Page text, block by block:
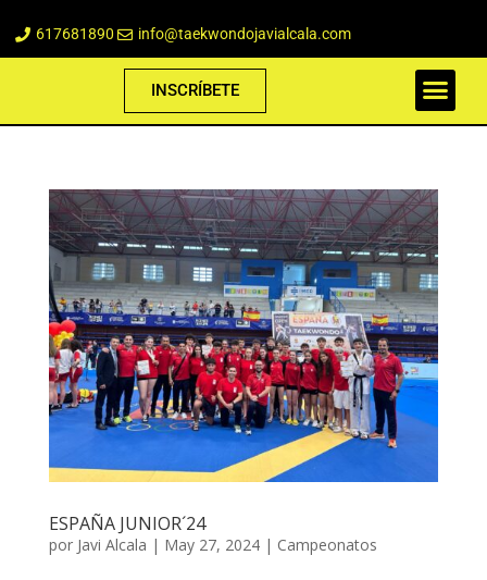
617681890 info@taekwondojavialcala.com
INSCRÍBETE
ESPAÑA JUNIOR´24
por Javi Alcala | May 27, 2024| Campeonatos